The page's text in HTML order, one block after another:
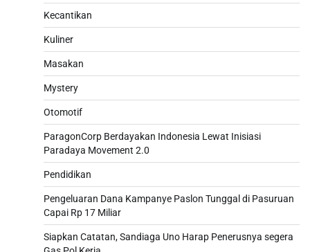
Kecantikan
Kuliner
Masakan
Mystery
Otomotif
ParagonCorp Berdayakan Indonesia Lewat Inisiasi
Paradaya Movement 2.0
Pendidikan
Pengeluaran Dana Kampanye Paslon Tunggal di Pasuruan
Capai Rp 17 Miliar
Siapkan Catatan, Sandiaga Uno Harap Penerusnya segera